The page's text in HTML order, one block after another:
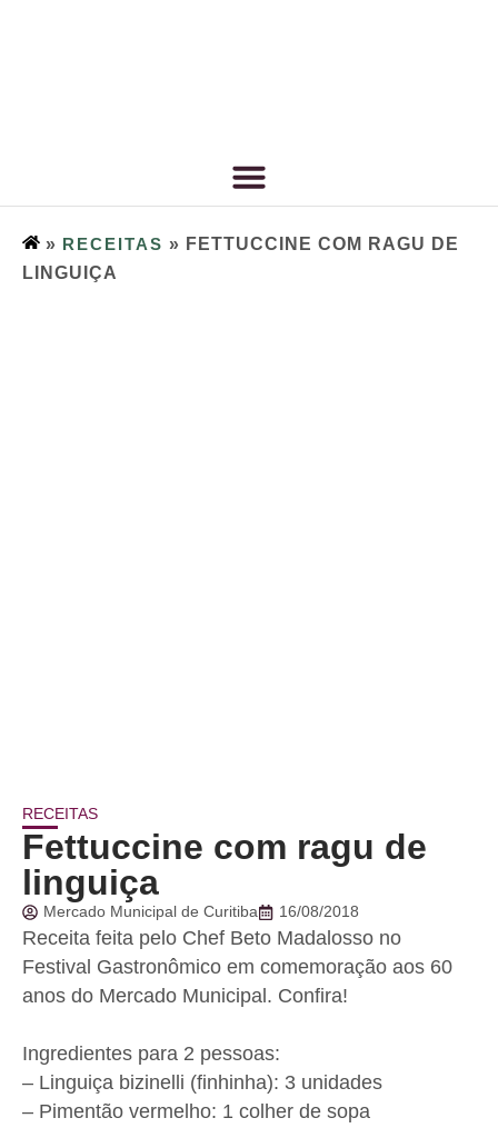
» RECEITAS » FETTUCCINE COM RAGU DE
LINGUIÇA
RECEITAS
Fettuccine com ragu de
linguiça
Mercado Municipal de Curitiba 16/08/2018
Receita feita pelo Chef Beto Madalosso no
Festival Gastronômico em comemoração aos 60
anos do Mercado Municipal. Confira!
Ingredientes para 2 pessoas:
– Linguiça bizinelli (finhinha): 3 unidades
– Pimentão vermelho: 1 colher de sopa